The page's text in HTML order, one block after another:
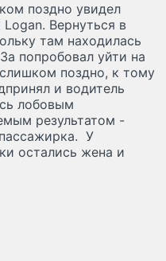
поздно увидел
Вернуться в
там находилась
попробовал уйти на
поздно, к тому
и водитель
лобовым
результатом -
У
остались жена и